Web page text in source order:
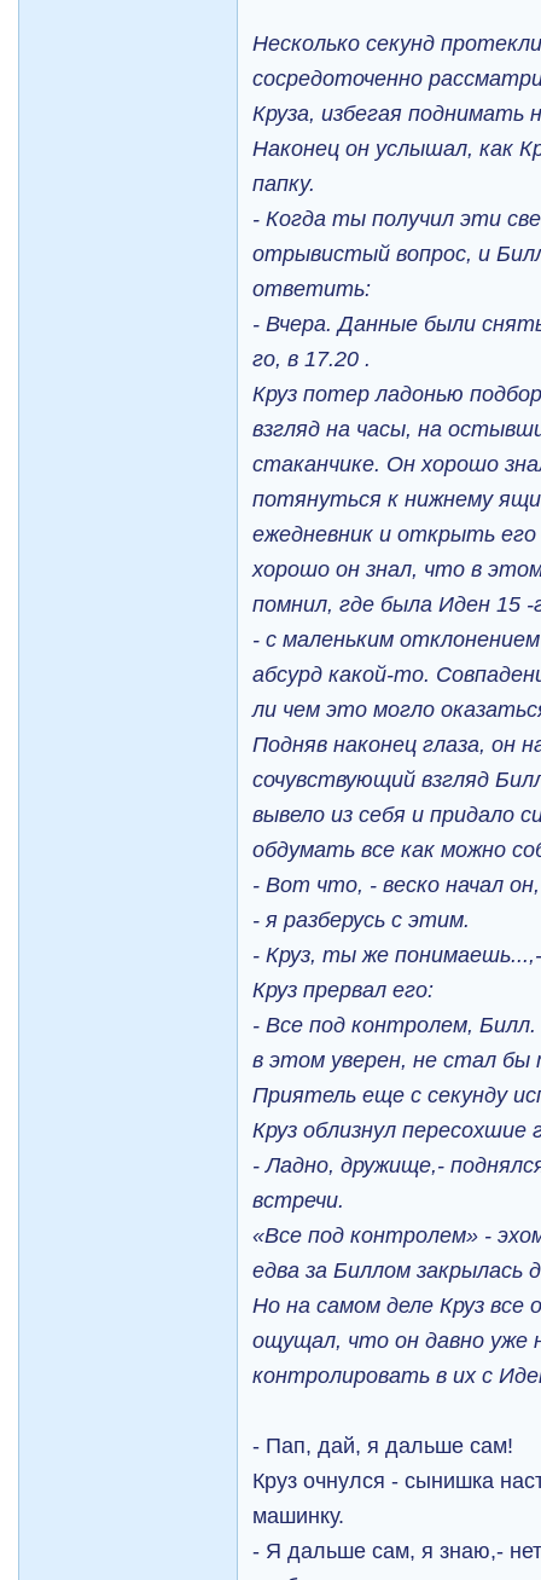
Несколько секунд
сосредоточенно
Круза, избегая поднимать
Наконец он услышал, как
папку.
- Когда ты получил эти
отрывистый вопрос, и
ответить:
- Вчера. Данные были
го, в 17.20 .
Круз потер ладонью
взгляд на часы, на
стаканчике. Он хорошо
потянуться к нижнему
ежедневник и открыть
хорошо он знал, что в
помнил, где была Иден 15
- с маленьким
абсурд какой-то.
ли чем это могло
Подняв наконец глаза, он
сочувствующий взгляд
вывело из себя и придало
обдумать все как можно
- Вот что, - веско начал
- я разберусь с этим.
- Круз, ты же
Круз прервал его:
- Все под контролем,
в этом уверен, не стал бы
Приятель еще с секунду
Круз облизнул пересохшие
- Ладно, дружище,-
встречи.
«Все под контролем» -
едва за Биллом закрылась
Но на самом деле Круз
ощущал, что он давно уже
контролировать в их с
- Пап, дай, я дальше сам!
Круз очнулся - сынишка
машинку.
- Я дальше сам, я знаю,-